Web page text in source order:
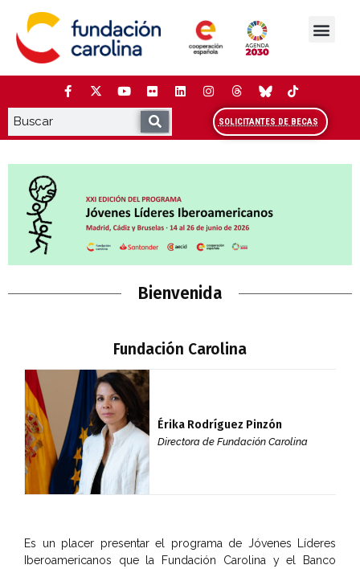
contenido
SOLICITANTES DE BECAS
IV Edición del programa
Bienvenida
Fundación Carolina
Érika Rodríguez Pinzón
Directora de Fundación Carolina
Es un placer presentar el programa de Jóvenes Líderes
Iberoamericanos que la Fundación Carolina y el Banco